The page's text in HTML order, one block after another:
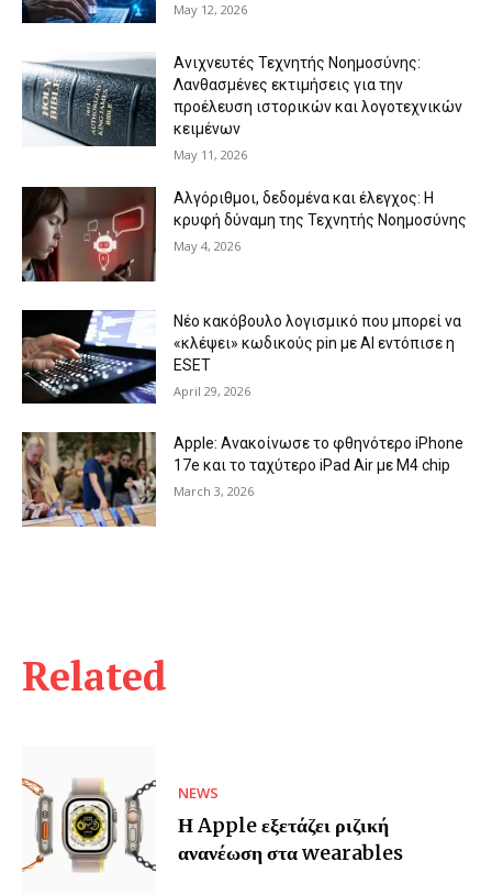
Related
NEWS
Η Apple εξετάζει ριζική
ανανέωση στα wearables
May 12, 2026
Ανιχνευτές Τεχνητής Νοημοσύνης:
Λανθασμένες εκτιμήσεις για την
προέλευση ιστορικών και λογοτεχνικών
κειμένων
May 11, 2026
Αλγόριθμοι, δεδομένα και έλεγχος: Η
κρυφή δύναμη της Τεχνητής Νοημοσύνης
May 4, 2026
Νέο κακόβουλο λογισμικό που μπορεί να
«κλέψει» κωδικούς pin με AI εντόπισε η
ESET
April 29, 2026
Apple: Ανακοίνωσε το φθηνότερο iPhone
17e και το ταχύτερο iPad Air με Μ4 chip
March 3, 2026